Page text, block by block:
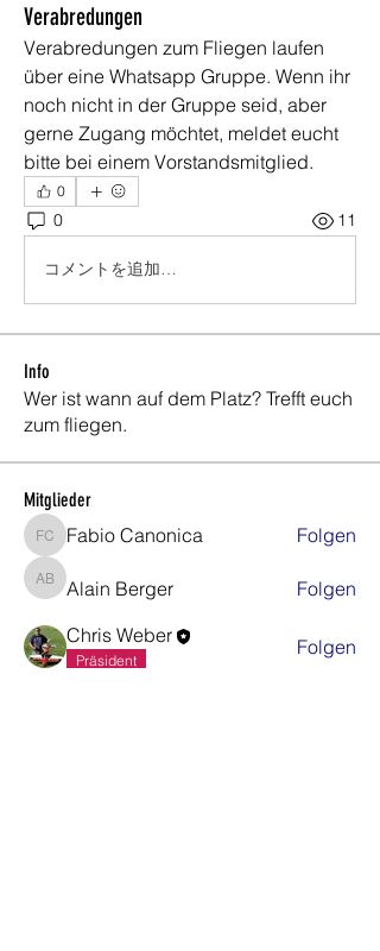
Verabredungen
Verabredungen zum Fliegen laufen
über eine Whatsapp Gruppe. Wenn ihr
noch nicht in der Gruppe seid, aber
gerne Zugang möchtet, meldet eucht
bitte bei einem Vorstandsmitglied.
0
0 11
コメントを追加…
Info
Wer ist wann auf dem Platz? Trefft euch
zum fliegen.
Mitglieder
Fabio Canonica
Fabio Canonica Folgen
Alain Berger
Alain Berger
Folgen
Chris Weber
Präsident
Folgen